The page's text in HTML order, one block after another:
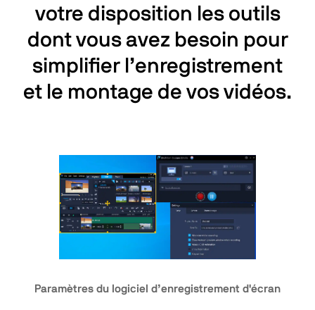
votre disposition les outils
dont vous avez besoin pour
simplifier l’enregistrement
et le montage de vos vidéos.
Paramètres du logiciel d’enregistrement d'écran